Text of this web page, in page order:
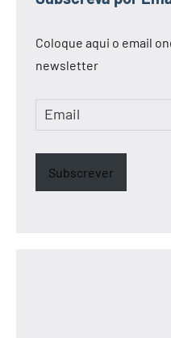
Coloque aqui o email
newsletter
Email
Subscrever